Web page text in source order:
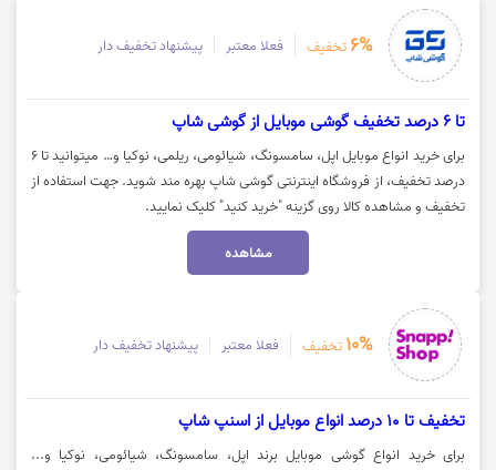
6% تخفیف فعلا معتبر پیشنهاد تخفیف دار
تا 6 درصد تخفیف گوشی موبایل از گوشی شاپ
برای خرید انواع موبایل اپل، سامسونگ، شیائومی، ریلمی، نوکیا و… میتوانید تا 6
درصد تخفیف، از فروشگاه اینترنتی گوشی شاپ بهره مند شوید. جهت استفاده از
تخفیف و مشاهده کالا روی گزینه "خرید کنید" کلیک نمایید.
مشاهده
10% تخفیف فعلا معتبر پیشنهاد تخفیف دار
تخفیف تا 10 درصد انواع موبایل از اسنپ شاپ
برای خرید انواع گوشی موبایل برند اپل، سامسونگ، شیائومی، نوکیا و...